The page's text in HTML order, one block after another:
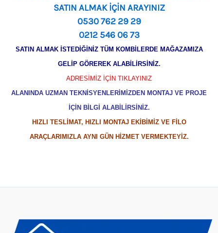
SATIN ALMAK İÇİN ARAYINIZ
0530 762 29 29
0212 546 06 73
SATIN ALMAK İSTEDİĞİNİZ TÜM KOMBİLERDE MAĞAZAMIZA
GELİP GÖREREK ALABİLİRSİNİZ.
ADRESİMİZ İÇİN TIKLAYINIZ
ALANINDA UZMAN TEKNİSYENLERİMİZDEN MONTAJ VE PROJE
İÇİN BİLGİ ALABİLİRSİNİZ.
HIZLI TESLİMAT, HIZLI MONTAJ EKİBİMİZ VE FİLO
ARAÇLARIMIZLA AYNI GÜN HİZMET VERMEKTEYİZ.